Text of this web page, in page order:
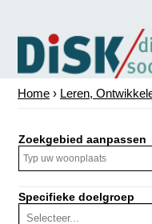
Home › Leren,
Zoekgebied aanpassen
Specifieke doelgroep